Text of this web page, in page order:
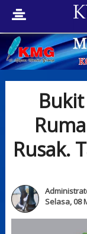
Rusak.
Selasa, 08